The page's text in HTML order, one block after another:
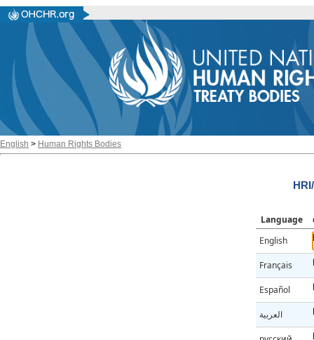
English > Human Rights Bodies
Language
English
Français
Español
العربية